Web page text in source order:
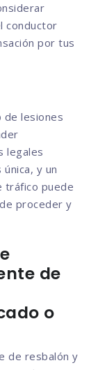
conductor
por tus
de lesiones
legales
y un
tráfico puede
proceder y
de
o
de resbalón y